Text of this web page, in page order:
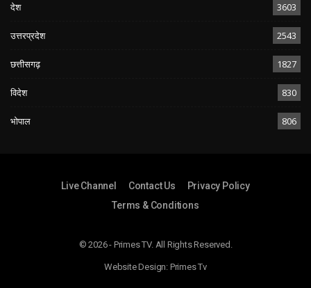
देश 3603
उत्तरप्रदेश 2543
छत्तीसगढ़ 1827
विदेश 830
भोपाल 806
Live Channel Contact Us
Privacy Policy
Terms & Conditions
© 2026 - Primes TV. All Rights Reserved.
Website Design: Primes Tv